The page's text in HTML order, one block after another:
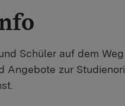
Schüler auf dem
Angebote zur